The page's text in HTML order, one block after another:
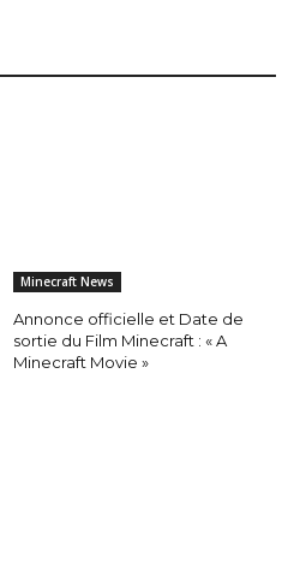
Minecraft News
Annonce officielle et Date de
sortie du Film Minecraft : « A
Minecraft Movie »